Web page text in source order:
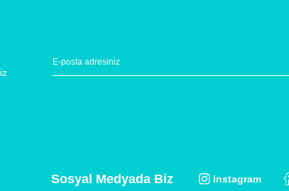
Sosyal Medyada Biz Instagram